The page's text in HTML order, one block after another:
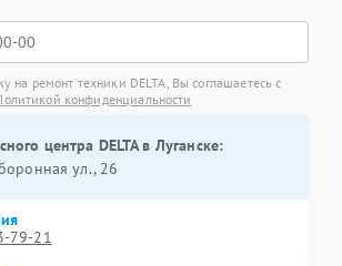
на ремонт техники DELTA, Вы соглашаетесь с
конфиденциальности
центра DELTA в Луганске:
ул., 26
79-21